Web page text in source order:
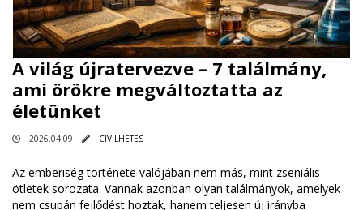
A világ újratervezve – 7 találmány,
ami örökre megváltoztatta az
életünket
2026.04.09 CIVILHETES
Az emberiség története valójában nem más, mint zseniális
ötletek sorozata. Vannak azonban olyan találmányok, amelyek
nem csupán fejlődést hoztak, hanem teljesen új irányba